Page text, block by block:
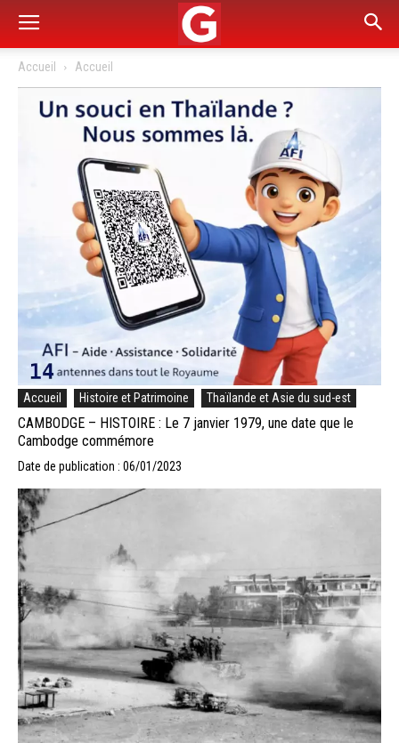
Accueil Accueil
Accueil Histoire et Patrimoine Thaïlande et Asie du sud-est
CAMBODGE – HISTOIRE : Le 7 janvier 1979, une date que le
Cambodge commémore
Date de publication : 06/01/2023